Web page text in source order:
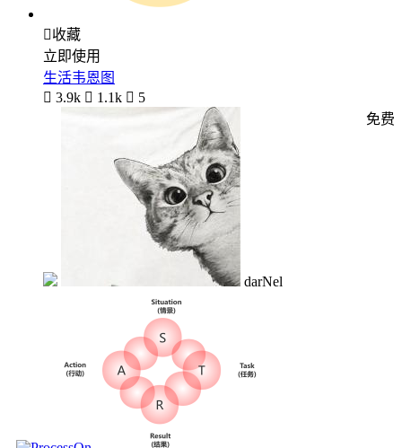
收藏
立即使用
生活韦恩图
 3.9k  1.1k  5
darNel
免费